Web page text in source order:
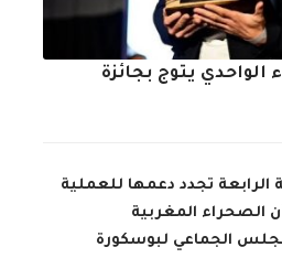
الواحدي يتوج بجائزة
الرابعة تجدد دعمها للعملية
الصحراء المغربية
الجماعي لبوسكورة